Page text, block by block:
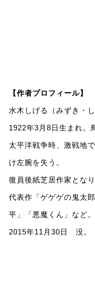
【作者プロフィール】
水木しげる（みずき・し
1922年3月8日生まれ。
太平洋戦争時、激戦地
け左腕を失う。
復員後紙芝居作家とな
代表作「ゲゲゲの鬼太
平」「悪魔くん」など。
2015年11月30日 没。